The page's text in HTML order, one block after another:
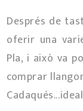
Després de
oferir una
Pla, i això va
comprar